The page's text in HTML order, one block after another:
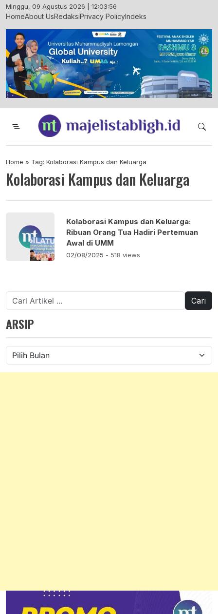
Skip
to
Minggu, 09 Agustus 2026 | 12:03:57
HomeAbout UsRedaksiPrivacy PolicyIndeks
Majelis Tabligh Muhammadiyah
Syiar Dakwah Islam Berkemajuan dan
Home » Tag: Kolaborasi Kampus dan Keluarga
Kolaborasi Kampus dan Keluarga
Kolaborasi Kampus dan Keluarga:
Ribuan Orang Tua Hadiri Pertemuan
Awal di UMM
02/08/2025 - 518 views
Cari
untuk:
ARSIP
Arsip